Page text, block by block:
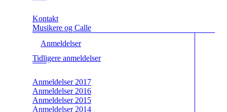
Kontakt
Musikere og Calle
Anmeldelser
Tidligere anmeldelser
Anmeldelser 2017
Anmeldelser 2016
Anmeldelser 2015
Anmeldelser 2014